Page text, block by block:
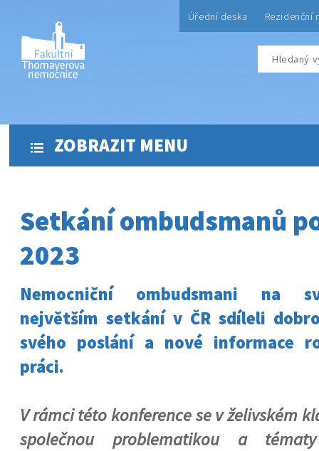
Úřední deska Rezidenční
ZOBRAZIT MENU
Setkání ombudsmanů
2023
Nemocniční ombudsmani na
největším setkání v ČR sdíleli
svého poslání a nové informace
práci.
V rámci této konference se v želivském
společnou problematikou a